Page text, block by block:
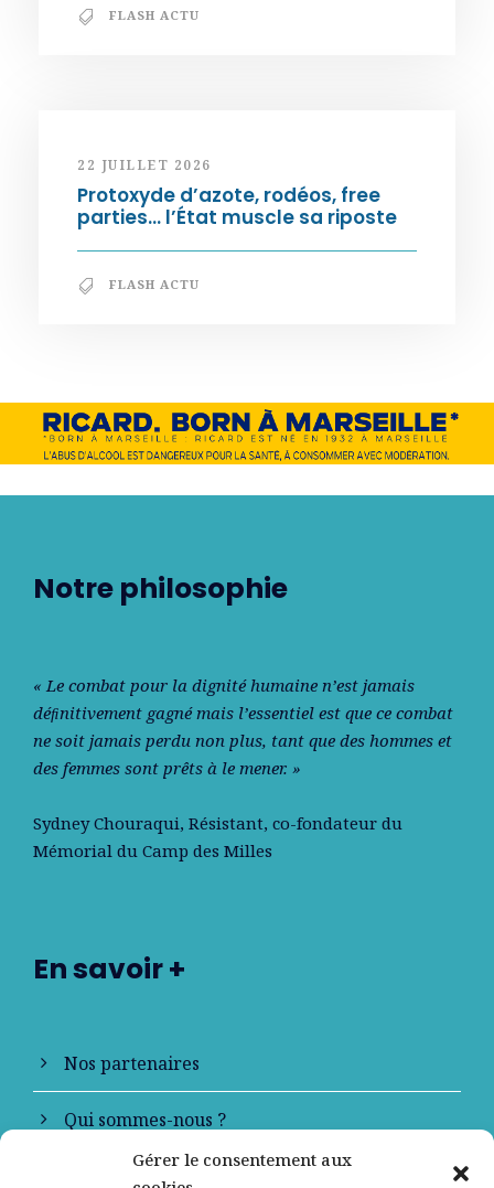
Gérer le consentement aux
FLASH ACTU
22 JUILLET 2026
Protoxyde d’azote, rodéos, free
parties… l’État muscle sa riposte
FLASH ACTU
Notre philosophie
« Le combat pour la dignité humaine n’est jamais
déﬁnitivement gagné mais l’essentiel est que ce combat
ne soit jamais perdu non plus, tant que des hommes et
des femmes sont prêts à le mener. »
Sydney Chouraqui, Résistant, co-fondateur du
Mémorial du Camp des Milles
En savoir +
Nos partenaires
Qui sommes-nous ?
Contactez-nous